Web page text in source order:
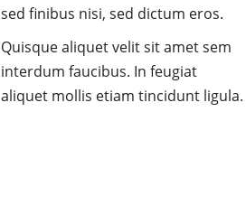
sed finibus nisi, sed dictum eros.
Quisque aliquet velit sit amet sem
interdum faucibus. In feugiat
aliquet mollis etiam tincidunt ligula.